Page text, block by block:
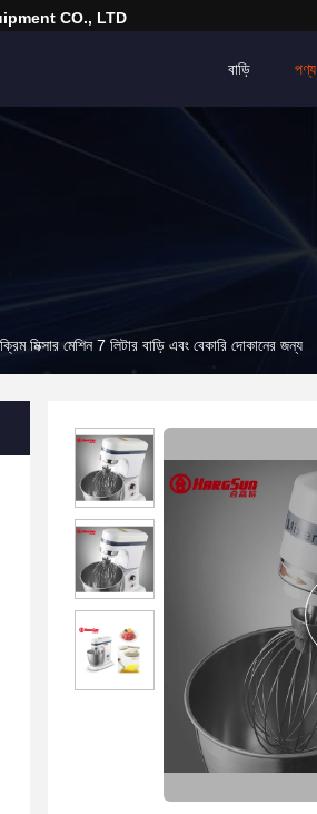
CO., LTD
বাড়ি পণ্য
মিক্সার মেশিন 7 লিটার বাড়ি এবং বেকারি দোকানের জন্য